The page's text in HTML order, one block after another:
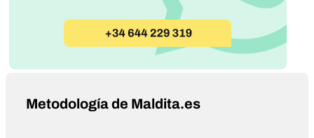
Metodología de Maldita.es